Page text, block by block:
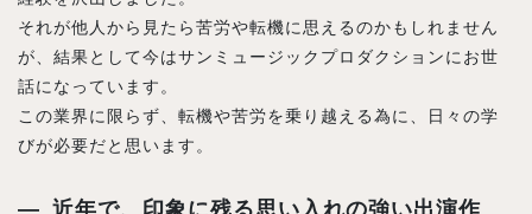
それが他人から見たら苦労や転機に思えるのかもしれません
が、結果として今はサンミュージックプロダクションにお世
話になっています。
この業界に限らず、転機や苦労を乗り越える為に、日々の学
びが必要だと思います。